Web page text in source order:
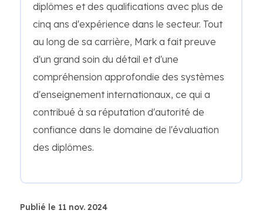
diplômes et des qualifications avec plus de
cinq ans d'expérience dans le secteur. Tout
au long de sa carrière, Mark a fait preuve
d'un grand soin du détail et d'une
compréhension approfondie des systèmes
d'enseignement internationaux, ce qui a
contribué à sa réputation d'autorité de
confiance dans le domaine de l'évaluation
des diplômes.
Publié le 11 nov. 2024